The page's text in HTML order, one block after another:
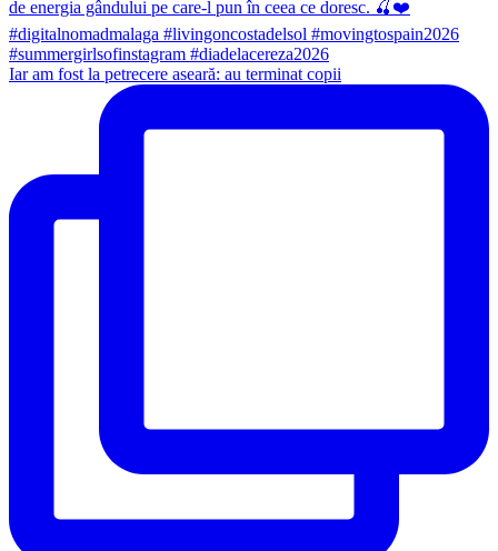
Iar am fost la petrecere aseară: au terminat copii